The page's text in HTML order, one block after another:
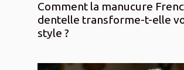
Comment la manucure
dentelle transforme-t-elle
style ?